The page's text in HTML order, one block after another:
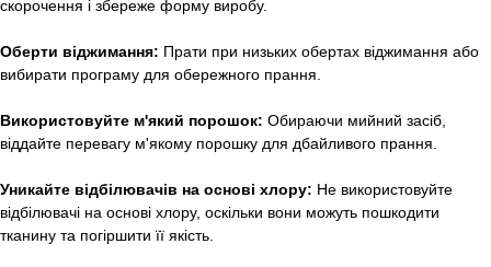
скорочення і збереже форму виробу.
Оберти віджимання: Прати при низьких обертах віджимання або
вибирати програму для обережного прання.
Використовуйте м'який порошок: Обираючи мийний засіб,
віддайте перевагу м'якому порошку для дбайливого прання.
Уникайте відбілювачів на основі хлору: Не використовуйте
відбілювачі на основі хлору, оскільки вони можуть пошкодити
тканину та погіршити її якість.